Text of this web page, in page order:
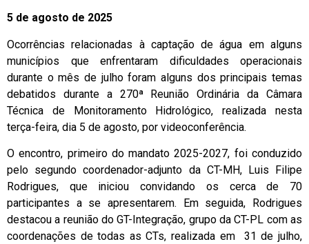
5 de agosto de 2025
Ocorrências relacionadas à captação de água em alguns
municípios que enfrentaram dificuldades operacionais
durante o mês de julho foram alguns dos principais temas
debatidos durante a 270ª Reunião Ordinária da Câmara
Técnica de Monitoramento Hidrológico, realizada nesta
terça-feira, dia 5 de agosto, por videoconferência.
O encontro, primeiro do mandato 2025-2027, foi conduzido
pelo segundo coordenador-adjunto da CT-MH, Luis Filipe
Rodrigues, que iniciou convidando os cerca de 70
participantes a se apresentarem. Em seguida, Rodrigues
destacou a reunião do GT-Integração, grupo da CT-PL com as
coordenações de todas as CTs, realizada em 31 de julho,